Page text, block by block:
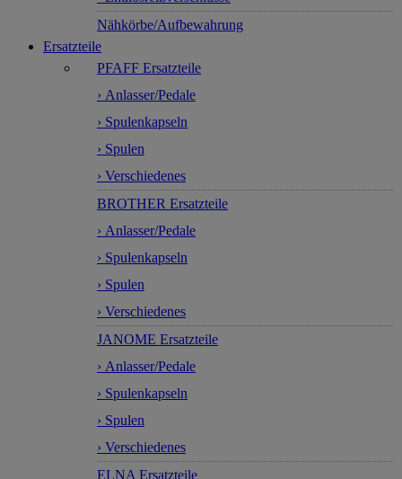
Nähkörbe/Aufbewahrung
Ersatzteile
PFAFF Ersatzteile
› Anlasser/Pedale
› Spulenkapseln
› Spulen
› Verschiedenes
BROTHER Ersatzteile
› Anlasser/Pedale
› Spulenkapseln
› Spulen
› Verschiedenes
JANOME Ersatzteile
› Anlasser/Pedale
› Spulenkapseln
› Spulen
› Verschiedenes
ELNA Ersatzteile